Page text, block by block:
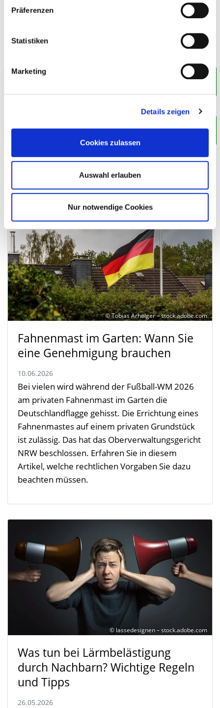
Präferenzen
Statistiken
Marketing
Details zeigen
Cookies zulassen
Auswahl erlauben
Nur notwendige Cookies
Stephan Dingler
zurück zur Übersicht
Weitere Beiträge zum Thema Recht
© Tobias Arhelger – stock.adobe.com
Fahnenmast im Garten: Wann Sie
eine Genehmigung brauchen
10.06.2026
Bei vielen wird während der Fußball-WM 2026
am privaten Fahnenmast im Garten die
Deutschlandflagge gehisst. Die Errichtung eines
Fahnenmastes auf einem privaten Grundstück
ist zulässig. Das hat das Oberverwaltungsgericht
NRW beschlossen. Erfahren Sie in diesem
Artikel, welche rechtlichen Vorgaben Sie dazu
beachten müssen.
© lassedesignen – stock.adobe.com
Was tun bei Lärmbelästigung
durch Nachbarn? Wichtige Regeln
und Tipps
26.05.2026